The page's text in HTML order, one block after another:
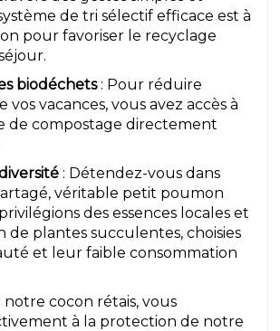
de tri sélectif efficace est à
pour favoriser le recyclage
biodéchets : Pour réduire
vos vacances, vous avez accès à
de compostage directement
: Détendez-vous dans
véritable petit poumon
des essences locales et
de plantes succulentes, choisies
et leur faible consommation
notre cocon rétais, vous
à la protection de notre